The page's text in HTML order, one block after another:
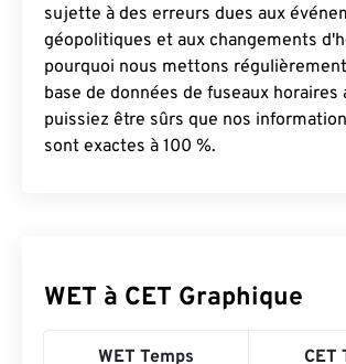
sujette à des erreurs dues aux
géopolitiques et aux changements
pourquoi nous mettons
base de données de fuseaux horaires
puissiez être sûrs que nos
sont exactes à 100 %.
WET à CET Graphique
WET Temps CET